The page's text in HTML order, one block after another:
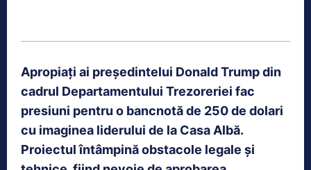
Apropiați ai președintelui Donald Trump din
cadrul Departamentului Trezoreriei fac
presiuni pentru o bancnotă de 250 de dolari
cu imaginea liderului de la Casa Albă.
Proiectul întâmpină obstacole legale și